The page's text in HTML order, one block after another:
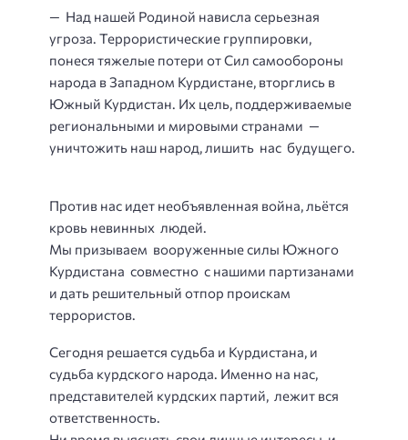
— Над нашей Родиной нависла серьезная
угроза. Террористические группировки,
понеся тяжелые потери от Сил самообороны
народа в Западном Курдистане, вторглись в
Южный Курдистан. Их цель, поддерживаемые
региональными и мировыми странами —
уничтожить наш народ, лишить нас будущего.
Против нас идет необъявленная война, льётся
кровь невинных людей.
Мы призываем вооруженные силы Южного
Курдистана совместно с нашими партизанами
и дать решительный отпор проискам
террористов.
Сегодня решается судьба и Курдистана, и
судьба курдского народа. Именно на нас,
представителей курдских партий, лежит вся
ответственность.